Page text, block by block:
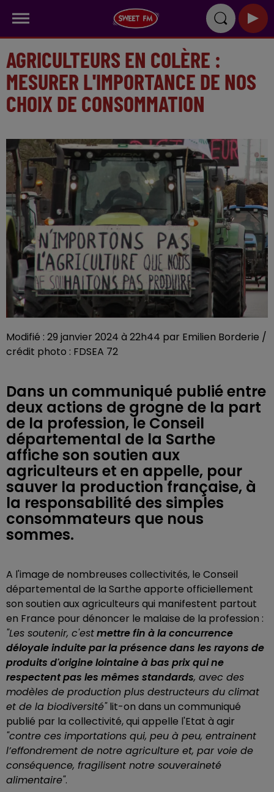
AGRICULTEURS EN COLÈRE :
MESURER L'IMPORTANCE DE NOS
CHOIX DE CONSOMMATION
Modifié : 29 janvier 2024 à 22h44 par Emilien Borderie /
crédit photo : FDSEA 72
Dans un communiqué publié entre
deux actions de grogne de la part
de la profession, le Conseil
départemental de la Sarthe
affiche son soutien aux
agriculteurs et en appelle, pour
sauver la production française, à
la responsabilité des simples
consommateurs que nous
sommes.
A l'image de nombreuses collectivités, le Conseil
départemental de la Sarthe apporte officiellement
son soutien aux agriculteurs qui manifestent partout
en France pour dénoncer le malaise de la profession :
"Les soutenir, c'estmettre fin à la concurrence
déloyale induite par la présence dans les rayons de
produits d'origine lointaine à bas prix qui ne
respectent pas les mêmes standards, avec des
modèles de production plus destructeurs du climat
et de la biodiversité"lit-on dans un communiqué
publié par la collectivité, qui appelle l'Etat à agir
"contre ces importations qui, peu à peu, entrainent
l’effondrement de notre agriculture et, par voie de
conséquence, fragilisent notre souveraineté
alimentaire".